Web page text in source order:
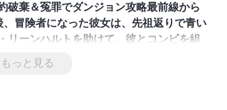
破棄＆冤罪でダンジョン攻略最前線から
冒険者になった彼女は、先祖返りで青い
リーンハルトを助けて、彼とコンビを組
々を過ごしていた。
あと少しで終わると思われていたダンジ
もっと見る